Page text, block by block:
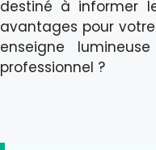
destiné à informer
avantages pour
enseigne
professionnel ?